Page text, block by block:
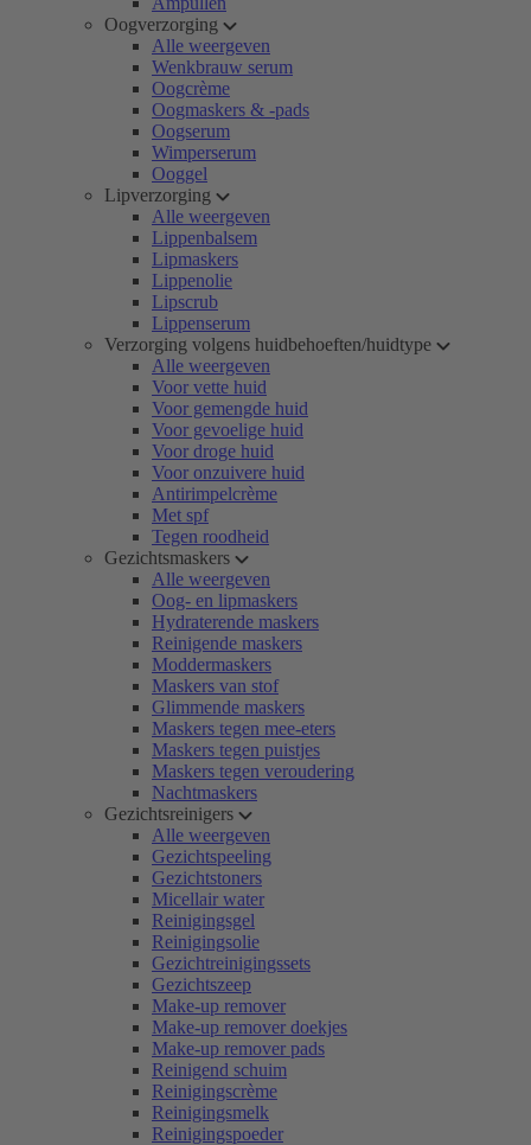
Oogverzorging
Alle weergeven
Wenkbrauw serum
Oogcrème
Oogmaskers & -pads
Oogserum
Wimperserum
Ooggel
Lipverzorging
Alle weergeven
Lippenbalsem
Lipmaskers
Lippenolie
Lipscrub
Lippenserum
Verzorging volgens huidbehoeften/huidtype
Alle weergeven
Voor vette huid
Voor gemengde huid
Voor gevoelige huid
Voor droge huid
Voor onzuivere huid
Antirimpelcrème
Met spf
Tegen roodheid
Gezichtsmaskers
Alle weergeven
Oog- en lipmaskers
Hydraterende maskers
Reinigende maskers
Moddermaskers
Maskers van stof
Glimmende maskers
Maskers tegen mee-eters
Maskers tegen puistjes
Maskers tegen veroudering
Nachtmaskers
Gezichtsreinigers
Alle weergeven
Gezichtspeeling
Gezichtstoners
Micellair water
Reinigingsgel
Reinigingsolie
Gezichtreinigingssets
Gezichtszeep
Make-up remover
Make-up remover doekjes
Make-up remover pads
Reinigend schuim
Reinigingscrème
Reinigingsmelk
Reinigingspoeder